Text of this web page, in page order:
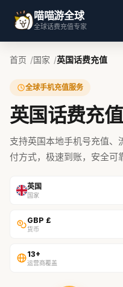
喵喵游全球
全球话费充值专家
首页 国家 英国话费充值
全球手机充值服务
英国话费充值
支持英国本地手机号充值、
付方式，极速到账，安全可
英国
国家
GBP £
货币
13+
运营商覆盖